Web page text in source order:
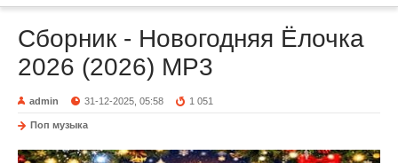
Сборник - Новогодняя Ёлочка
2026 (2026) MP3
admin 31-12-2025, 05:58 1 051
Поп музыка